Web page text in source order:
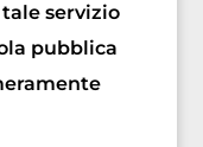
servizio
pubblica